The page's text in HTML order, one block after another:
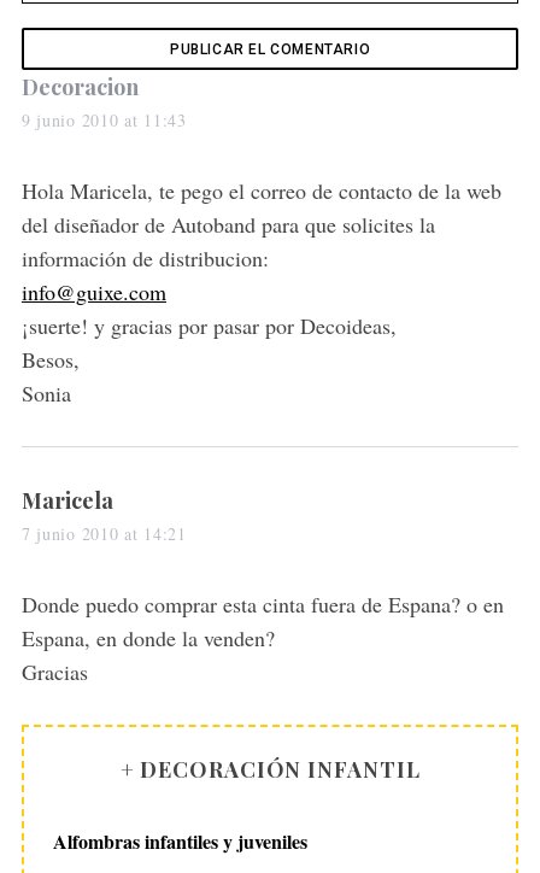
s
a
s
:
Decoracion
9 junio 2010 at 11:43
Hola Maricela, te pego el correo de contacto de la web
del diseñador de Autoband para que solicites la
información de distribucion:
info@guixe.com
¡suerte! y gracias por pasar por Decoideas,
Besos,
Sonia
s
a
s
:
Maricela
7 junio 2010 at 14:21
Donde puedo comprar esta cinta fuera de Espana? o en
Espana, en donde la venden?
Gracias
+ DECORACIÓN INFANTIL
Alfombras infantiles y juveniles